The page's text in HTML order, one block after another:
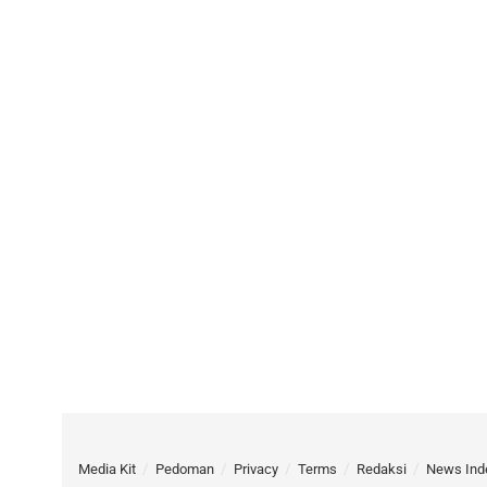
Media Kit Pedoman Privacy Terms Redaksi News